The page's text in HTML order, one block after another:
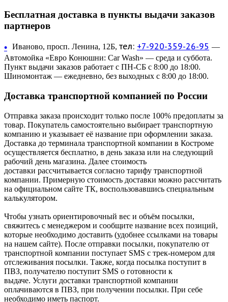
Бесплатная доставка в пункты выдачи заказов
партнеров
• Иваново, просп. Ленина, 12Б, тел: +7-920-359-26-95 —
Автомойка «Евро Конюшни: Car Wash» — среда и суббота.
Пункт выдачи заказов работает с ПН-СБ с 8:00 до 18:00.
Шиномонтаж — ежедневно, без выходных с 8:00 до 18:00.
Доставка транспортной компанией по России
Отправка заказа происходит только после 100% предоплаты за
товар. Покупатель самостоятельно выбирает транспортную
компанию и указывает её название при оформлении заказа.
Доставка до терминала транспортной компании в Костроме
осуществляется бесплатно, в день заказа или на следующий
рабочий день магазина. Далее стоимость
доставки рассчитывается согласно тарифу транспортной
компании. Примерную стоимость доставки можно рассчитать
на официальном сайте ТК, воспользовавшись специальным
калькулятором.
Чтобы узнать ориентировочный вес и объём посылки,
свяжитесь с менеджером и сообщите название всех позиций,
которые необходимо доставить (удобнее ссылками на товары
на нашем сайте). После отправки посылки, покупателю от
транспортной компании поступает SMS с трек-номером для
отслеживания посылки. Также, когда посылка поступит в
ПВЗ, получателю поступит SMS о готовности к
выдаче. Услуги доставки транспортной компании
оплачиваются в ПВЗ, при получении посылки. При себе
необходимо иметь паспорт.